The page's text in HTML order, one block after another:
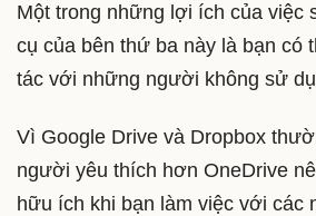
Một trong những lợi ích của việc
cụ của bên thứ ba này là bạn có
tác với những người không sử
Vì Google Drive và Dropbox
người yêu thích hơn OneDrive
hữu ích khi bạn làm việc với các